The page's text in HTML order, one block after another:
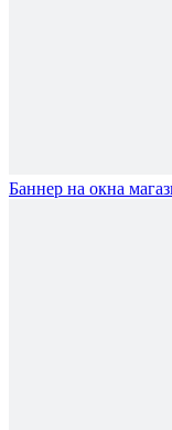
Баннер на окна